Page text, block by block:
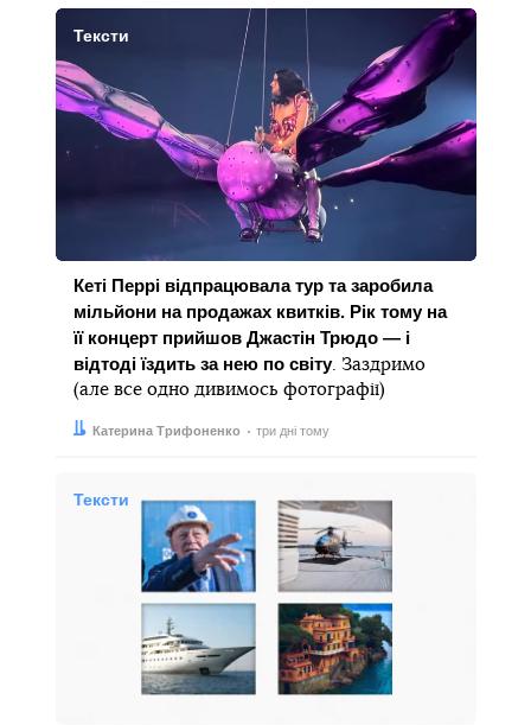
Тексти
Кеті Перрі відпрацювала тур та заробила
мільйони на продажах квитків. Рік тому на
її концерт прийшов Джастін Трюдо — і
відтоді їздить за нею по світу. Заздримо
(але все одно дивимось фотографії)
Автор:Катерина Трифоненко
Дата: три дні тому
Тексти